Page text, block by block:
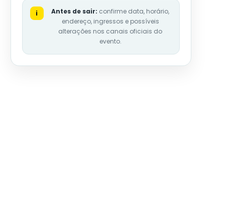
i Antes de sair: confirme data, horário,
endereço, ingressos e possíveis
alterações nos canais oficiais do
evento.